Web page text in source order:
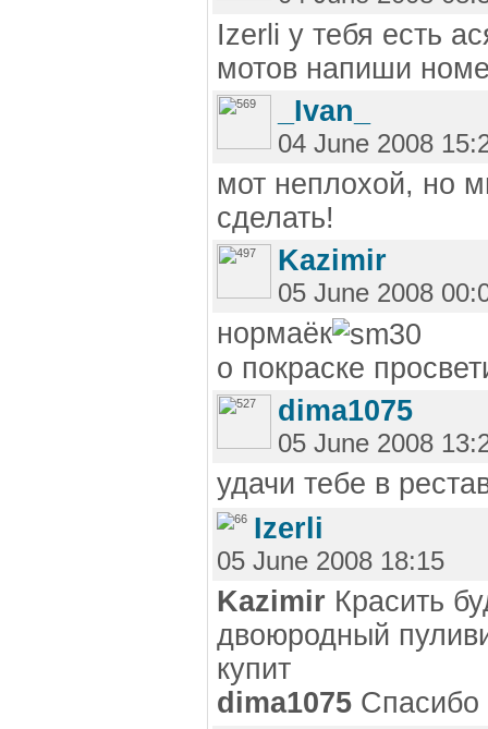
Izerli у тебя есть
мотов напиши
_Ivan_
04 June 2008
мот неплохой, но
сделать!
Kazimir
05 June 2008
нормаёк
о покраске
dima1075
05 June 2008
удачи тебе в
Izerli
05 June 2008 18:15
Kazimir Красить
двоюродный
купит
dima1075 Спасибо